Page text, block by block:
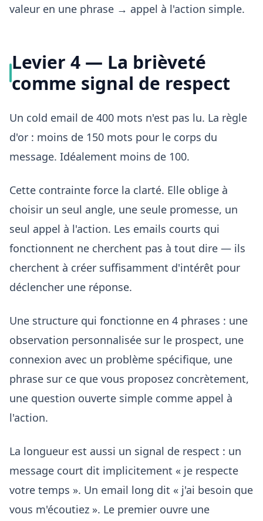
valeur en une phrase → appel à l'action simple.
Levier 4 — La brièveté
comme signal de respect
Un cold email de 400 mots n'est pas lu. La règle
d'or : moins de 150 mots pour le corps du
message. Idéalement moins de 100.
Cette contrainte force la clarté. Elle oblige à
choisir un seul angle, une seule promesse, un
seul appel à l'action. Les emails courts qui
fonctionnent ne cherchent pas à tout dire — ils
cherchent à créer suffisamment d'intérêt pour
déclencher une réponse.
Une structure qui fonctionne en 4 phrases : une
observation personnalisée sur le prospect, une
connexion avec un problème spécifique, une
phrase sur ce que vous proposez concrètement,
une question ouverte simple comme appel à
l'action.
La longueur est aussi un signal de respect : un
message court dit implicitement « je respecte
votre temps ». Un email long dit « j'ai besoin que
vous m'écoutiez ». Le premier ouvre une